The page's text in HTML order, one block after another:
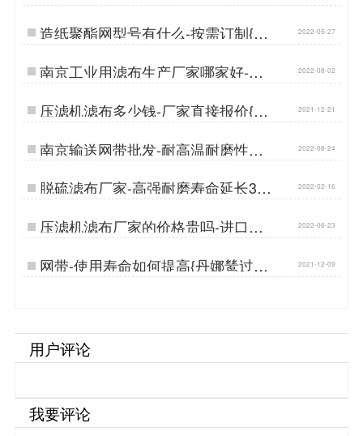
好[丹娜鸶]…
造纸聚酯网型号有什么-按需订制{丹
娜鸶过滤}…
2022-05-27
南京工业用滤布生产厂家哪家好-源
厂直供耐酸碱[丹娜鸶]…
2022-08-02
压滤机滤布多少钱-厂家直接报价{丹
娜鸶过滤}…
2021-12-21
南京输送网带批发-耐高温耐磨性价
比高[丹娜鸶]…
2022-08-24
脱硫滤布厂家-高强耐磨寿命延长3倍
{丹娜鸶过滤}…
2022-02-16
压滤机滤布厂家的价格贵吗-进口的
质量国产价钱[丹娜鸶]…
2022-06-23
网带-使用寿命如何提高{丹娜鸶过滤}
…
2021-12-09
用户评论
我要评论